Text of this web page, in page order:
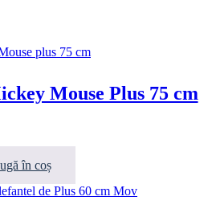
Mouse Plus 75 cm
în coș